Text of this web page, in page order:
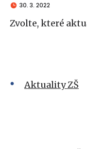
30. 3. 2022
Zvolte, které
Aktuality ZŠ